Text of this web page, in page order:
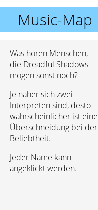
Music-Map
Was hören Menschen,
die Dreadful Shadows
mögen sonst noch?
Je näher sich zwei
Interpreten sind, desto
wahrscheinlicher ist eine
Überschneidung bei der
Beliebtheit.
Jeder Name kann
angeklickt werden.